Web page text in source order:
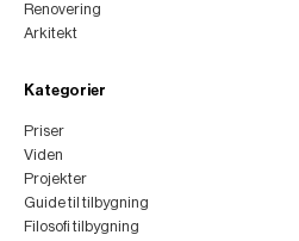
Renovering
Arkitekt
Kategorier
Priser
Viden
Projekter
Guide til tilbygning
Filosofi tilbygning